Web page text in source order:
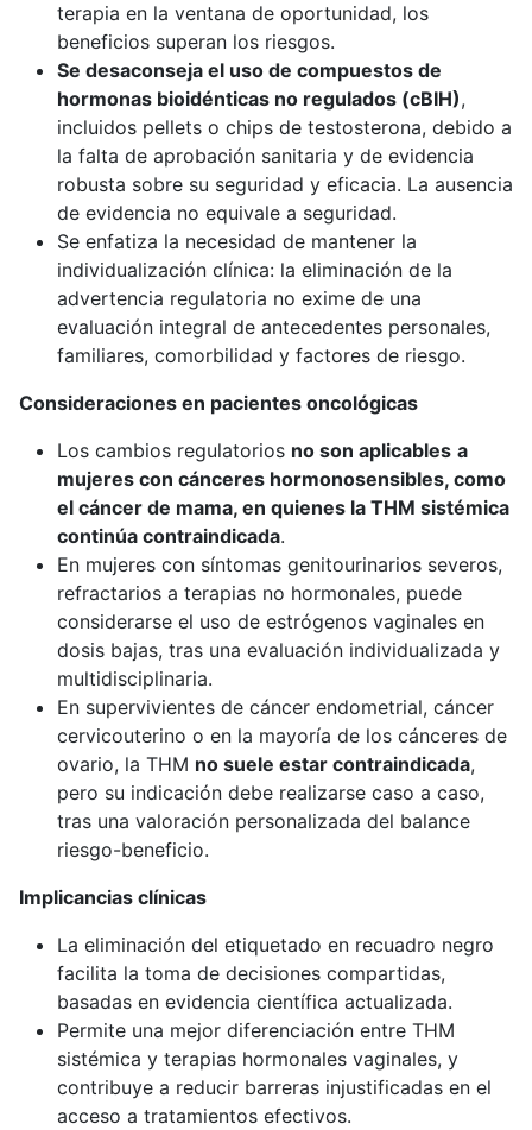
terapia en la ventana de oportunidad, los
beneficios superan los riesgos.
Se desaconseja el uso de compuestos de
hormonas bioidénticas no regulados (cBIH),
incluidos pellets o chips de testosterona, debido a
la falta de aprobación sanitaria y de evidencia
robusta sobre su seguridad y eficacia. La ausencia
de evidencia no equivale a seguridad.
Se enfatiza la necesidad de mantener la
individualización clínica: la eliminación de la
advertencia regulatoria no exime de una
evaluación integral de antecedentes personales,
familiares, comorbilidad y factores de riesgo.
Consideraciones en pacientes oncológicas
Los cambios regulatorios no son aplicables a
mujeres con cánceres hormonosensibles, como
el cáncer de mama, en quienes la THM sistémica
continúa contraindicada.
En mujeres con síntomas genitourinarios severos,
refractarios a terapias no hormonales, puede
considerarse el uso de estrógenos vaginales en
dosis bajas, tras una evaluación individualizada y
multidisciplinaria.
En supervivientes de cáncer endometrial, cáncer
cervicouterino o en la mayoría de los cánceres de
ovario, la THM no suele estar contraindicada,
pero su indicación debe realizarse caso a caso,
tras una valoración personalizada del balance
riesgo-beneficio.
Implicancias clínicas
La eliminación del etiquetado en recuadro negro
facilita la toma de decisiones compartidas,
basadas en evidencia científica actualizada.
Permite una mejor diferenciación entre THM
sistémica y terapias hormonales vaginales, y
contribuye a reducir barreras injustificadas en el
acceso a tratamientos efectivos.